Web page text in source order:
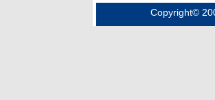
Copyright©